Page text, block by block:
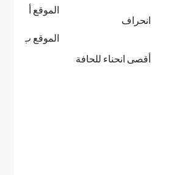
انحراف
الموقع أ
الموقع ب
أقصى انحناء للحافة